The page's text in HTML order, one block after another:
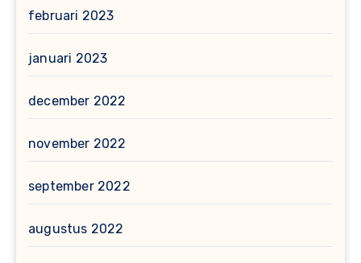
februari 2023
januari 2023
december 2022
november 2022
september 2022
augustus 2022